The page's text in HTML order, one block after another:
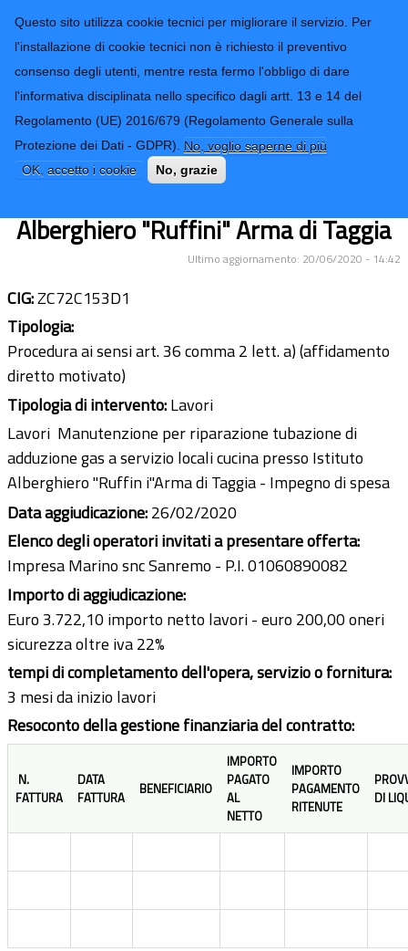
Questo sito utilizza cookie tecnici per migliorare il servizio. Per
l'installazione di cookie tecnici non è richiesto il preventivo
consenso degli utenti, mentre resta fermo l'obbligo di dare
l'informativa disciplinata nello specifico dagli artt. 13 e 14 del
Regolamento (UE) 2016/679 (Regolamento Generale sulla
Protezione dei Dati - GDPR). No, voglio saperne di più
OK, accetto i cookie
No, grazie
Provincia di
Imperia
CONTATTI-URP
TRASPARENZA
Form di ricerca
Lavori manutenzione per riparazione
tubazione di adduzione gas a servizio
Alberghiero "Ruffini" Arma di Taggia
Ultimo aggiornamento: 20/06/2020 - 14:42
CIG:ZC72C153D1
Tipologia:
Procedura ai sensi art. 36 comma 2 lett. a) (affidamento
diretto motivato)
Tipologia di intervento:Lavori
Lavori Manutenzione per riparazione tubazione di
adduzione gas a servizio locali cucina presso Istituto
Alberghiero "Ruffin i"Arma di Taggia - Impegno di spesa
Data aggiudicazione:26/02/2020
Elenco degli operatori invitati a presentare offerta:
Impresa Marino snc Sanremo - P.I. 01060890082
Importo di aggiudicazione:
Euro 3.722,10 importo netto lavori - euro 200,00 oneri
sicurezza oltre iva 22%
tempi di completamento dell'opera, servizio o fornitura:
3 mesi da inizio lavori
Resoconto della gestione finanziaria del contratto:
N.
FATTURA
DATA
FATTURA
BENEFICIARIO
IMPORTO
PAGATO
AL
NETTO
IMPORTO
PAGAMENTO
RITENUTE
DI